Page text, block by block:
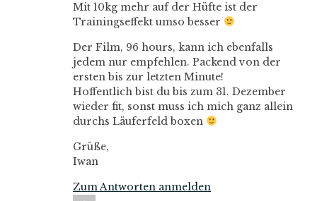
Mit 10kg mehr auf der Hüfte ist der
Trainingseffekt umso besser
Der Film, 96 hours, kann ich ebenfalls
jedem nur empfehlen. Packend von der
ersten bis zur letzten Minute!
Hoffentlich bist du bis zum 31. Dezember
wieder fit, sonst muss ich mich ganz allein
durchs Läuferfeld boxen
Grüße,
Iwan
Zum Antworten anmelden